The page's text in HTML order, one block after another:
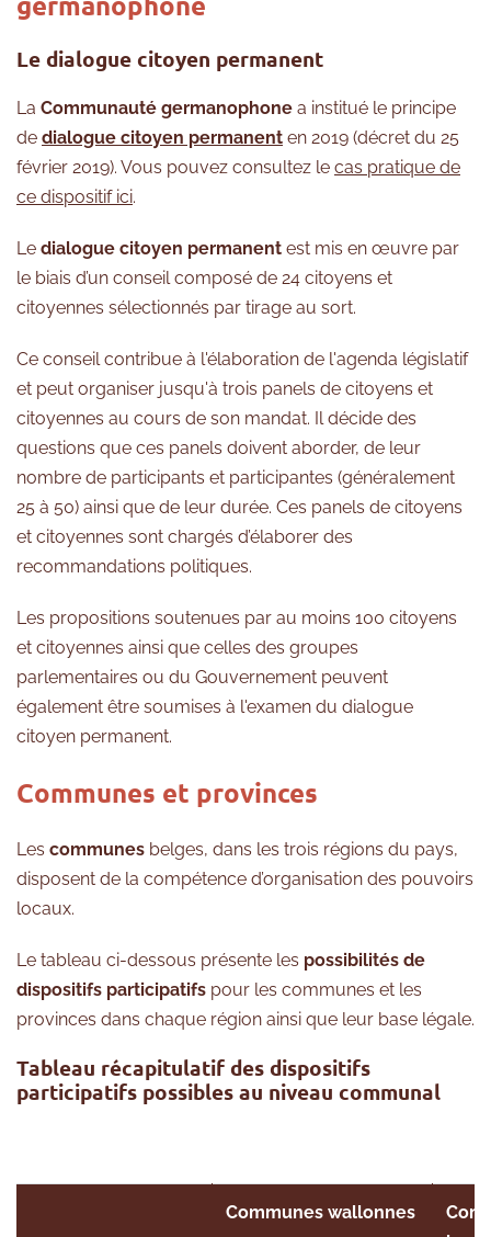
Le dialogue citoyen permanent
La Communauté germanophone a institué le principe
de dialogue citoyen permanent en 2019 (décret du 25
février 2019). Vous pouvez consultez le cas pratique de
ce dispositif ici.
Le dialogue citoyen permanent est mis en œuvre par
le biais d’un conseil composé de 24 citoyens et
citoyennes sélectionnés par tirage au sort.
Ce conseil contribue à l'élaboration de l'agenda législatif
et peut organiser jusqu'à trois panels de citoyens et
citoyennes au cours de son mandat. Il décide des
questions que ces panels doivent aborder, de leur
nombre de participants et participantes (généralement
25 à 50) ainsi que de leur durée. Ces panels de citoyens
et citoyennes sont chargés d’élaborer des
recommandations politiques.
Les propositions soutenues par au moins 100 citoyens
et citoyennes ainsi que celles des groupes
parlementaires ou du Gouvernement peuvent
également être soumises à l'examen du dialogue
citoyen permanent.
Communes et provinces
Les communes belges, dans les trois régions du pays,
disposent de la compétence d’organisation des pouvoirs
locaux.
Le tableau ci-dessous présente les possibilités de
dispositifs participatifs pour les communes et les
provinces dans chaque région ainsi que leur base légale.
Tableau récapitulatif des dispositifs
participatifs possibles au niveau communal
Communes wallonnes